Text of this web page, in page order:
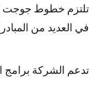
تلتزم خطوط جوجت
في العديد من
تدعم الشركة برامج